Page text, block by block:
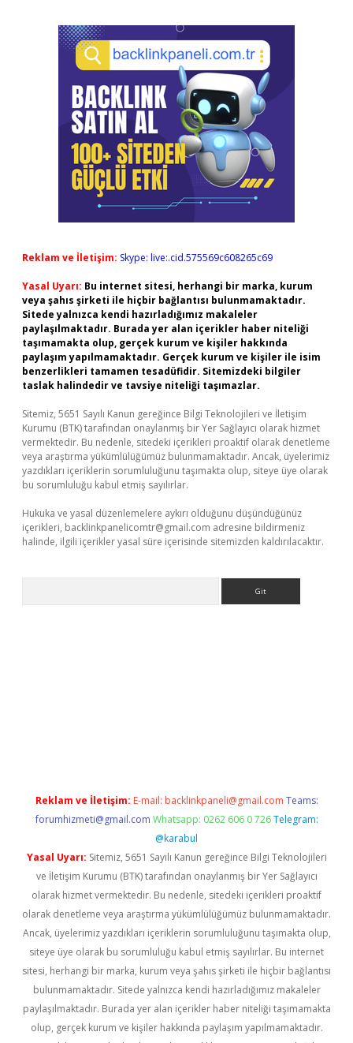
Reklam ve İletişim: Skype: live:.cid.575569c608265c69
Yasal Uyarı: Bu internet sitesi, herhangi bir marka, kurum
veya şahıs şirketi ile hiçbir bağlantısı bulunmamaktadır.
Sitede yalnızca kendi hazırladığımız makaleler
paylaşılmaktadır. Burada yer alan içerikler haber niteliği
taşımamakta olup, gerçek kurum ve kişiler hakkında
paylaşım yapılmamaktadır. Gerçek kurum ve kişiler ile isim
benzerlikleri tamamen tesadüfidir. Sitemizdeki bilgiler
taslak halindedir ve tavsiye niteliği taşımazlar.
Sitemiz, 5651 Sayılı Kanun gereğince Bilgi Teknolojileri ve İletişim
Kurumu (BTK) tarafından onaylanmış bir Yer Sağlayıcı olarak hizmet
vermektedir. Bu nedenle, sitedeki içerikleri proaktif olarak denetleme
veya araştırma yükümlülüğümüz bulunmamaktadır. Ancak, üyelerimiz
yazdıkları içeriklerin sorumluluğunu taşımakta olup, siteye üye olarak
bu sorumluluğu kabul etmiş sayılırlar.
Hukuka ve yasal düzenlemelere aykırı olduğunu düşündüğünüz
içerikleri, backlinkpanelicomtr@gmail.com adresine bildirmeniz
halinde, ilgili içerikler yasal süre içerisinde sitemizden kaldırılacaktır.
Reklam ve İletişim: E-mail: backlinkpaneli@gmail.com Teams:
forumhizmeti@gmail.com Whatsapp: 0262 606 0 726 Telegram:
@karabul
Yasal Uyarı: Sitemiz, 5651 Sayılı Kanun gereğince Bilgi Teknolojileri
ve İletişim Kurumu (BTK) tarafından onaylanmış bir Yer Sağlayıcı
olarak hizmet vermektedir. Bu nedenle, sitedeki içerikleri proaktif
olarak denetleme veya araştırma yükümlülüğümüz bulunmamaktadır.
Ancak, üyelerimiz yazdıkları içeriklerin sorumluluğunu taşımakta olup,
siteye üye olarak bu sorumluluğu kabul etmiş sayılırlar. Bu internet
sitesi, herhangi bir marka, kurum veya şahıs şirketi ile hiçbir bağlantısı
bulunmamaktadır. Sitede yalnızca kendi hazırladığımız makaleler
paylaşılmaktadır. Burada yer alan içerikler haber niteliği taşımamakta
olup, gerçek kurum ve kişiler hakkında paylaşım yapılmamaktadır.